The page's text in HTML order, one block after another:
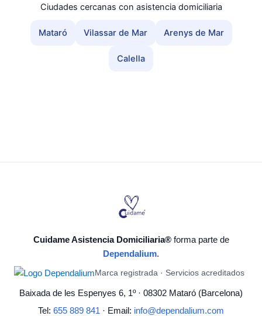
Ciudades cercanas con asistencia domiciliaria
Mataró Vilassar de Mar Arenys de Mar
Calella
Cuidame Asistencia Domiciliaria®forma parte de
Dependalium.
Marca registrada · Servicios acreditados
Baixada de les Espenyes 6, 1º · 08302 Mataró (Barcelona)
Tel: 655 889 841 · Email: info@dependalium.com